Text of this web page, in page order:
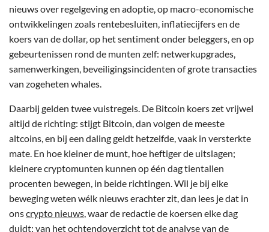
nieuws over regelgeving en adoptie, op macro-economische
ontwikkelingen zoals rentebesluiten, inflatiecijfers en de
koers van de dollar, op het sentiment onder beleggers, en op
gebeurtenissen rond de munten zelf: netwerkupgrades,
samenwerkingen, beveiligingsincidenten of grote transacties
van zogeheten whales.
Daarbij gelden twee vuistregels. De Bitcoin koers zet vrijwel
altijd de richting: stijgt Bitcoin, dan volgen de meeste
altcoins, en bij een daling geldt hetzelfde, vaak in versterkte
mate. En hoe kleiner de munt, hoe heftiger de uitslagen;
kleinere cryptomunten kunnen op één dag tientallen
procenten bewegen, in beide richtingen. Wil je bij elke
beweging weten wélk nieuws erachter zit, dan lees je dat in
onscrypto nieuws, waar de redactie de koersen elke dag
duidt; van het ochtendoverzicht tot de analyse van de